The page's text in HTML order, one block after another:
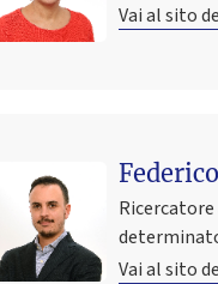
Vai al sito
Vai al sito